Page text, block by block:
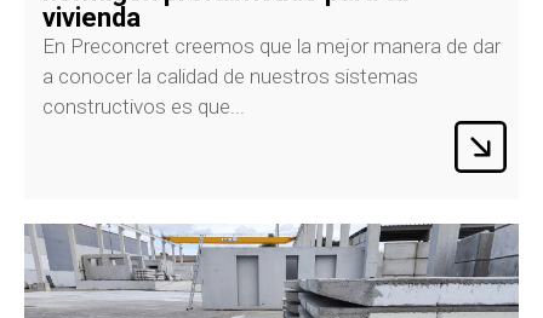
vivienda
En Preconcret creemos que la mejor manera de dar
a conocer la calidad de nuestros sistemas
constructivos es que...